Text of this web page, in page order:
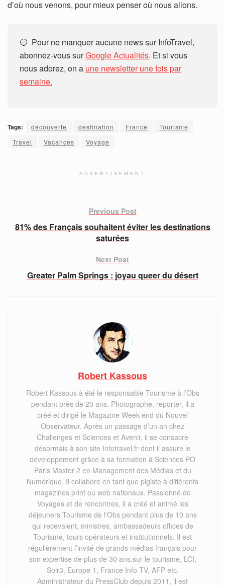
d’où nous venons, pour mieux penser où nous allons.
🔵 Pour ne manquer aucune news sur InfoTravel,
abonnez-vous surGoogle Actualités. Et si vous
nous adorez, on a une newsletter une fois par
semaine.
Tags: découverte destination France
Tourisme
Travel
Vacances Voyage
ADVERTISEMENT
Previous Post
81% des Français souhaitent éviter les destinations
saturées
Next Post
Greater Palm Springs : joyau queer du désert
Robert Kassous
Robert Kassous à été le responsable Tourisme à l’Obs
pendant près de 20 ans. Photographe, reporter, il a
créé et dirigé le Magazine Week-end du Nouvel
Observateur. Après un passage d’un an chez
Challenges et Sciences et Avenir, il se consacre
désormais à son site Infotravel.fr dont il assure le
développement grâce à sa formation à Sciences PO
Paris Master 2 en Management des Médias et du
Numérique. Il collabore en tant que pigiste à différents
magazines print ou web nationaux. Passionné de
Voyages et de rencontres, il a créé et animé les
déjeuners Tourisme de l'Obs pendant plus de 10 ans
qui recevaient, ministres, ambassadeurs offices de
Tourisme, tours opérateurs et institutionnels. Il est
régulièrement l’invité de grands médias français pour
son expertise de plus de 30 ans,sur le tourisme, LCI,
Soir3, Europe 1, France Info TV, AFP etc.
Administrateur du PressClub depuis 2011, il est